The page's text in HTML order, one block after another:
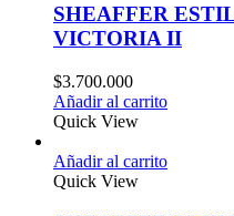
SHEAFFER
VICTORIA II
$3.700.000
Añadir al carrito
Quick View
Añadir al carrito
Quick View